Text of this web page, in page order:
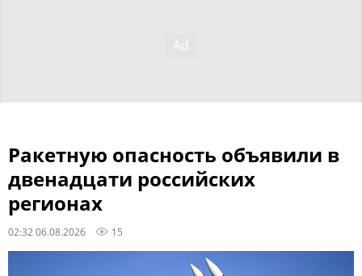
Ракетную опасность объявили в
двенадцати российских
регионах
02:32 06.08.2026 15